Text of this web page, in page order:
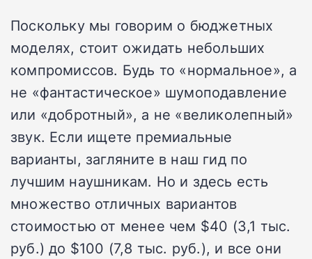
Поскольку мы говорим о бюджетных
моделях, стоит ожидать небольших
компромиссов. Будь то «нормальное», а
не «фантастическое» шумоподавление
или «добротный», а не «великолепный»
звук. Если ищете премиальные
варианты, загляните в наш гид по
лучшим наушникам. Но и здесь есть
множество отличных вариантов
стоимостью от менее чем $40 (3,1 тыс.
руб.) до $100 (7,8 тыс. руб.), и все они